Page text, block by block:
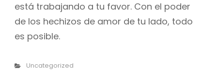
está trabajando a tu favor. Con el poder
de los hechizos de amor de tu lado, todo
es posible.
Categorías
Uncategorized